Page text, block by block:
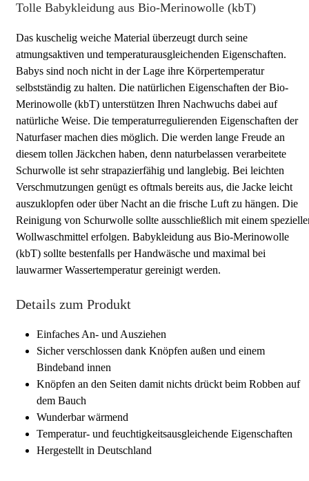
Tolle Babykleidung aus Bio-Merinowolle (kbT)
Das kuschelig weiche Material überzeugt durch seine
atmungsaktiven und temperaturausgleichenden Eigenschaften.
Babys sind noch nicht in der Lage ihre Körpertemperatur
selbstständig zu halten. Die natürlichen Eigenschaften der Bio-
Merinowolle (kbT) unterstützen Ihren Nachwuchs dabei auf
natürliche Weise. Die temperaturregulierenden Eigenschaften der
Naturfaser machen dies möglich. Die werden lange Freude an
diesem tollen Jäckchen haben, denn naturbelassen verarbeitete
Schurwolle ist sehr strapazierfähig und langlebig. Bei leichten
Verschmutzungen genügt es oftmals bereits aus, die Jacke leicht
auszuklopfen oder über Nacht an die frische Luft zu hängen. Die
Reinigung von Schurwolle sollte ausschließlich mit einem
Wollwaschmittel erfolgen. Babykleidung aus Bio-Merinowolle
(kbT) sollte bestenfalls per Handwäsche und maximal bei
lauwarmer Wassertemperatur gereinigt werden.
Details zum Produkt
Einfaches An- und Ausziehen
Sicher verschlossen dank Knöpfen außen und einem
Bindeband innen
Knöpfen an den Seiten damit nichts drückt beim Robben auf
dem Bauch
Wunderbar wärmend
Temperatur- und feuchtigkeitsausgleichende Eigenschaften
Hergestellt in Deutschland